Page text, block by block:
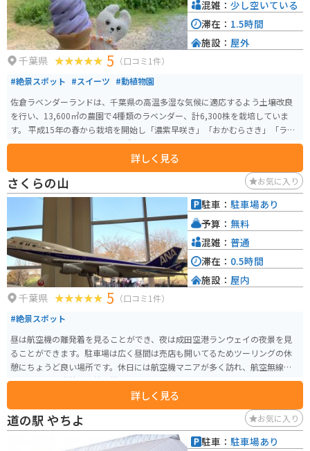
千葉県 5 （口コミ1件）
#絶景スポット #スイーツ #動植物園
佐倉ラベンダーランドは、千葉県の高温多湿な気候に適応するよう土壌改良
を行い、13,600㎡の農園で4種類のラベンダー、計6,300株を栽培していま
す。 平成15年の春から栽培を開始し「濃紫早咲き」「おかむらさき」「ラバ
ンジン」「レイラブルー」の4種類が主に咲いていますが、約7,000平方メー
トルの敷地には「濃紫早咲」「おかむらさき」「グロッソ」という3種類のラ
ベンダー約5,000株も栽培されています。 毎年6月上旬から7月上旬にかけて
ラベンダーまつりが開催され、春から夏にかけて異なる種類のラベンダーを
楽しむことができます。また、園内にはピンクのコスモス畑やバラ園もあ
り、ラベンダーソフトやサシェなどの商品を購入できる小屋も設けられてお
り、花の美しさと共にショッピングも楽しめます。
詳しく見る
混雑： 少し空いている
滞在： 1.5時間
施設： 屋外
さくらの山 お気に入り
千葉県 5 （口コミ1件）
#絶景スポット
昼は航空機の離発着を見ることができ、夜は成田空港ランウェイの夜景を見
ることができます。駐車場は広く昼間は売店も開いてるためツーリングの休
憩にちょうど良い場所です。休日には航空機マニアが多く訪れ、航空無線を
聞きながら離発着する航空機を楽しんでいるようです。
詳しく見る
駐車： 駐車場あり
予算： 無料
混雑： 普通
滞在： 0.5時間
施設： 屋内
道の駅 やちよ お気に入り
駐車： 駐車場あり